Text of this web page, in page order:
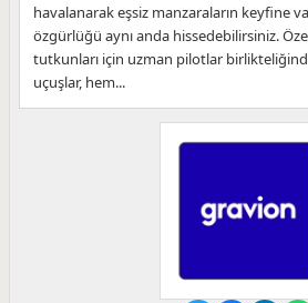
havalanarak eşsiz manzaraların keyfine
özgürlüğü aynı anda hissedebilirsiniz.
tutkunları için uzman pilotlar
uçuşlar, hem...